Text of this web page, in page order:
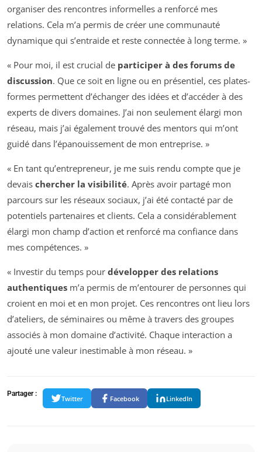
organiser des rencontres informelles a renforcé mes
relations. Cela m’a permis de créer une communauté
dynamique qui s’entraide et reste connectée à long terme. »
« Pour moi, il est crucial de participer à des forums de
discussion. Que ce soit en ligne ou en présentiel, ces plates-
formes permettent d’échanger des idées et d’accéder à des
experts de divers domaines. J’ai non seulement élargi mon
réseau, mais j’ai également trouvé des mentors qui m’ont
guidé dans l’épanouissement de mon entreprise. »
« En tant qu’entrepreneur, je me suis rendu compte que je
devais chercher la visibilité. Après avoir partagé mon
parcours sur les réseaux sociaux, j’ai été contacté par de
potentiels partenaires et clients. Cela a considérablement
élargi mon champ d’action et renforcé ma confiance dans
mes compétences. »
« Investir du temps pour développer des relations
authentiques m’a permis de m’entourer de personnes qui
croient en moi et en mon projet. Ces rencontres ont lieu lors
d’ateliers, de séminaires ou même à travers des groupes
associés à mon domaine d’activité. Chaque interaction a
ajouté une valeur inestimable à mon réseau. »
Partager :
Twitter Facebook LinkedIn